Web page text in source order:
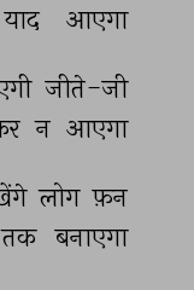
याद आएगा
जीते-जी
न आएगा
लोग फ़न
तक बनाएगा